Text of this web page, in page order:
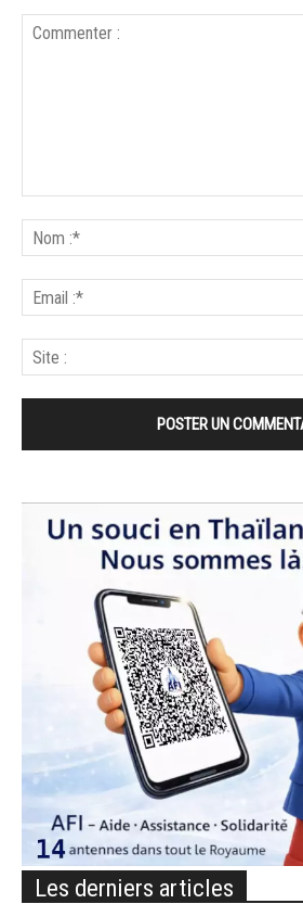
Les derniers articles